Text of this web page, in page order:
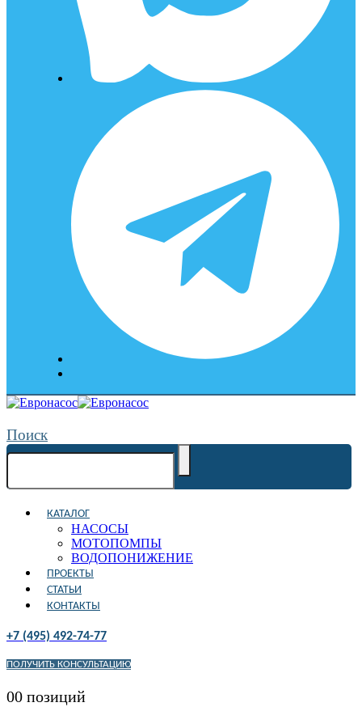
Поиск
КАТАЛОГ
НАСОСЫ
МОТОПОМПЫ
ВОДОПОНИЖЕНИЕ
ПРОЕКТЫ
СТАТЬИ
КОНТАКТЫ
+7 (495) 492-74-77
ПОЛУЧИТЬ КОНСУЛЬТАЦИЮ
00 позиций